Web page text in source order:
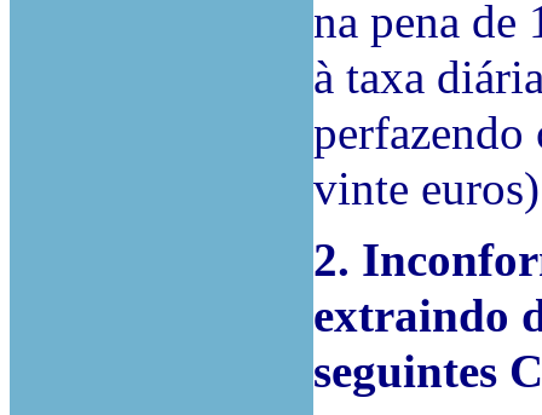
na pena de
à taxa
perfazendo
vinte
2.
extraindo
seguintes